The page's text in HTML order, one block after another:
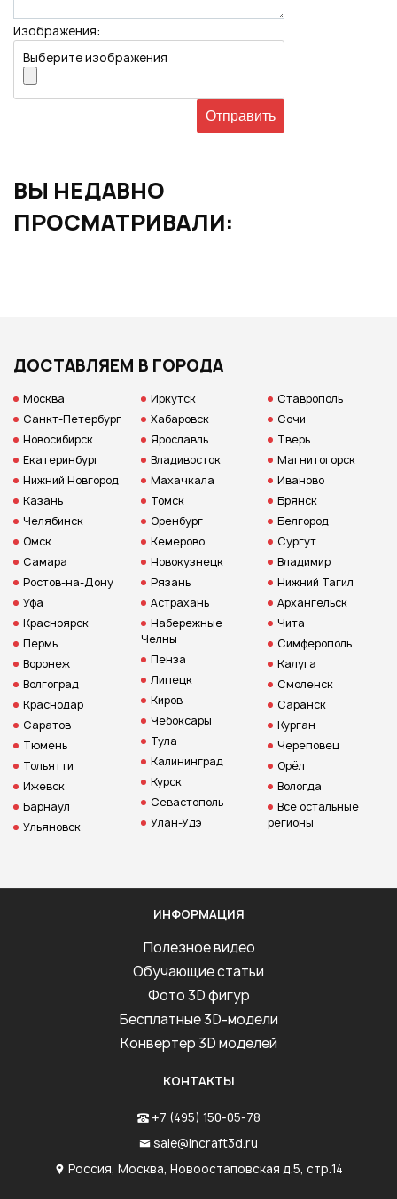
Изображения:
Выберите изображения
ВЫ НЕДАВНО
ПРОСМАТРИВАЛИ:
ДОСТАВЛЯЕМ В ГОРОДА
Москва
Санкт-Петербург
Новосибирск
Екатеринбург
Нижний Новгород
Казань
Челябинск
Омск
Самара
Ростов-на-Дону
Уфа
Красноярск
Пермь
Воронеж
Волгоград
Краснодар
Саратов
Тюмень
Тольятти
Ижевск
Барнаул
Ульяновск
Иркутск
Хабаровск
Ярославль
Владивосток
Махачкала
Томск
Оренбург
Кемерово
Новокузнецк
Рязань
Астрахань
Набережные
Челны
Пенза
Липецк
Киров
Чебоксары
Тула
Калининград
Курск
Севастополь
Улан-Удэ
Ставрополь
Сочи
Тверь
Магнитогорск
Иваново
Брянск
Белгород
Сургут
Владимир
Нижний Тагил
Архангельск
Чита
Симферополь
Калуга
Смоленск
Саранск
Курган
Череповец
Орёл
Вологда
Все остальные
регионы
ИНФОРМАЦИЯ
Полезное видео
Обучающие статьи
Фото 3D фигур
Бесплатные 3D-модели
Конвертер 3D моделей
КОНТАКТЫ
+7 (495) 150-05-78
sale@incraft3d.ru
Россия, Москва, Новоостаповская д.5, стр.14